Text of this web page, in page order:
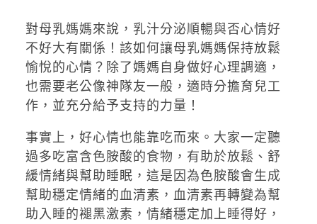
對母乳媽媽來說，乳汁分泌順暢與否心情好
不好大有關係！該如何讓母乳媽媽保持放鬆
愉悅的心情？除了媽媽自身做好心理調適，
也需要老公像神隊友一般，適時分擔育兒工
作，並充分給予支持的力量！
事實上，好心情也能靠吃而來。大家一定聽
過多吃富含色胺酸的食物，有助於放鬆、舒
緩情緒與幫助睡眠，這是因為色胺酸會生成
幫助穩定情緒的血清素，血清素再轉變為幫
助入睡的褪黑激素，情緒穩定加上睡得好，